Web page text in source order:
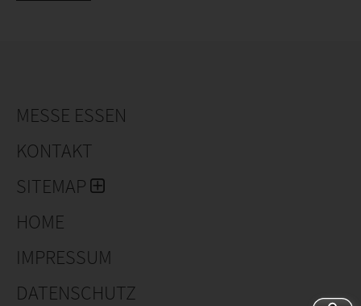
MESSE ESSEN
KONTAKT
SITEMAP
HOME
IMPRESSUM
DATENSCHUTZ